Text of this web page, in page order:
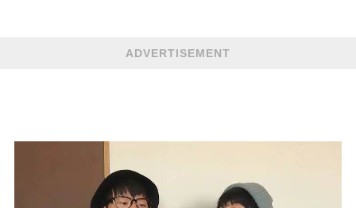
ADVERTISEMENT